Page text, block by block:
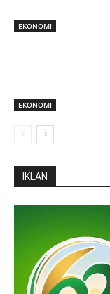
EKONOMI
EKONOMI
IKLAN